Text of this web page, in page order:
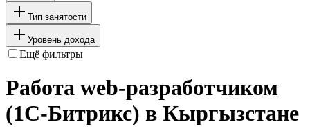
Тип занятости
Уровень дохода
Ещё фильтры
Работа web-разработчиком
(1С-Битрикс) в Кыргызстане